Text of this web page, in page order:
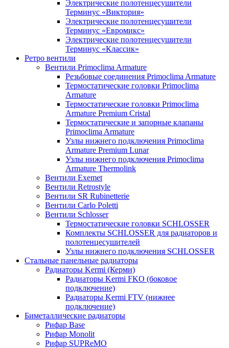
Электрические полотенцесушители
Терминус «Виктория»
Электрические полотенцесушители
Терминус «Евромикс»
Электрические полотенцесушители
Терминус «Классик»
Ретро вентили
Вентили Primoclima Armature
Резьбовые соединения Primoclima Armature
Термостатические головки Primoclima
Armature
Термостатические головки Primoclima
Armature Premium Cristal
Термостатические и запорные клапаны
Primoclima Armature
Узлы нижнего подключения Primoclima
Armature Premium Lunar
Узлы нижнего подключения Primoclima
Armature Thermolink
Вентили Exemet
Вентили Retrostyle
Вентили SR Rubinetterie
Вентили Carlo Poletti
Вентили Schlosser
Термостатические головки SCHLOSSER
Комплекты SCHLOSSER для радиаторов и
полотенцесушителей
Узлы нижнего подключения SCHLOSSER
Стальные панельные радиаторы
Радиаторы Kermi (Керми)
Радиаторы Kermi FKO (боковое
подключение)
Радиаторы Kermi FTV (нижнее
подключение)
Биметаллические радиаторы
Рифар Base
Рифар Monolit
Рифар SUPReMO